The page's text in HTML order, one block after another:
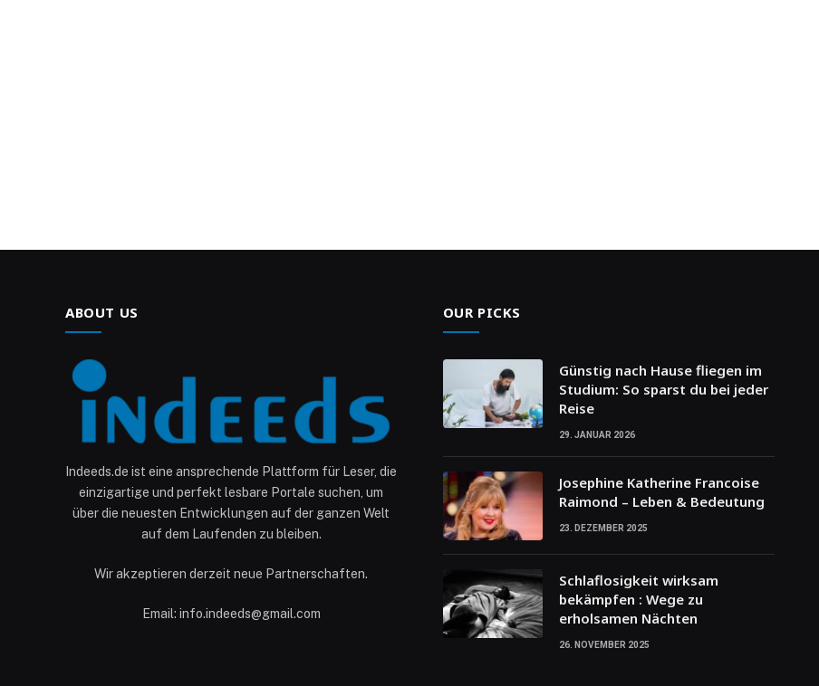
ABOUT US
Indeeds.de ist eine ansprechende Plattform für Leser, die
einzigartige und perfekt lesbare Portale suchen, um
über die neuesten Entwicklungen auf der ganzen Welt
auf dem Laufenden zu bleiben.
Wir akzeptieren derzeit neue Partnerschaften.
Email: info.indeeds@gmail.com
OUR PICKS
Günstig nach Hause fliegen im
Studium: So sparst du bei jeder
Reise
29. JANUAR 2026
Josephine Katherine Francoise
Raimond – Leben & Bedeutung
23. DEZEMBER 2025
Schlaflosigkeit wirksam
bekämpfen : Wege zu
erholsamen Nächten
26. NOVEMBER 2025